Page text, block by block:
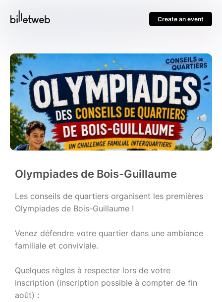
Create an event
Olympiades de Bois-Guillaume
Les conseils de quartiers organisent les premières
Olympiades de Bois-Guillaume !
Venez défendre votre quartier dans une ambiance
familiale et conviviale.
Quelques règles à respecter lors de votre
inscription (inscription possible à compter de fin
août) :